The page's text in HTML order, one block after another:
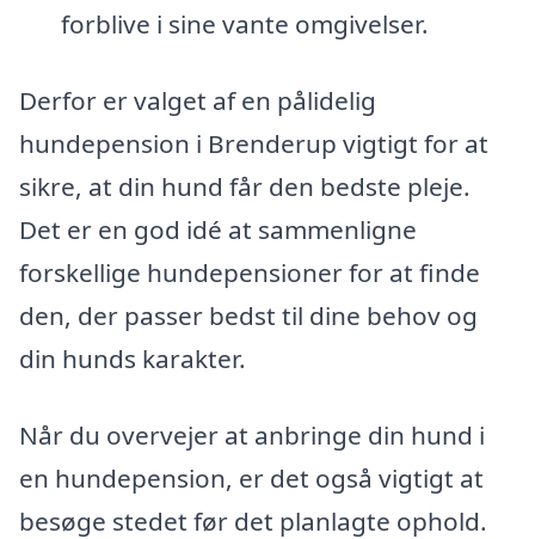
forblive i sine vante omgivelser.
Derfor er valget af en pålidelig
hundepension i Brenderup vigtigt for at
sikre, at din hund får den bedste pleje.
Det er en god idé at sammenligne
forskellige hundepensioner for at finde
den, der passer bedst til dine behov og
din hunds karakter.
Når du overvejer at anbringe din hund i
en hundepension, er det også vigtigt at
besøge stedet før det planlagte ophold.